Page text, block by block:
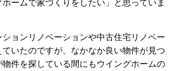
ホームで家づくりをしたい」と思っていま
ョンリノベーションや中古住宅リノベー
いたのですが、なかなか良い物件が見つ
件を探している間にもウイングホームの